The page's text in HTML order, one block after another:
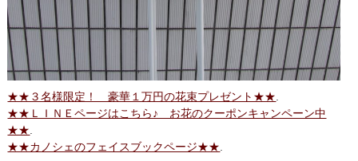
★★３名様限定！ 豪華１万円の花束プレゼント★★
★★ＬＩＮＥページはこちら♪ お花のクーポンキャンペーン中
★★
★★カノシェのフェイスブックページ★★